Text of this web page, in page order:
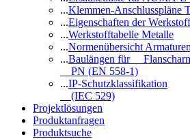
...Klemmen-
...Eigenschaften der
...Werkstofftabelle Metalle
...Normenübersicht Armaturen
...Baulängen für
PN (EN 558-1)
...IP-Schutzklassifikation
(IEC 529)
Projektlösungen
Produktanfragen
Produktsuche